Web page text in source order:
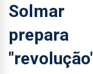
Solmar
prepara